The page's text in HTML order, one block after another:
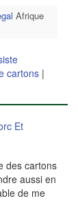
Afrique
cartons |
Et
des cartons
aussi en
de me